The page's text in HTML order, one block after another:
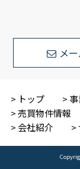
メ
トップ
売買物件情報
会社紹介